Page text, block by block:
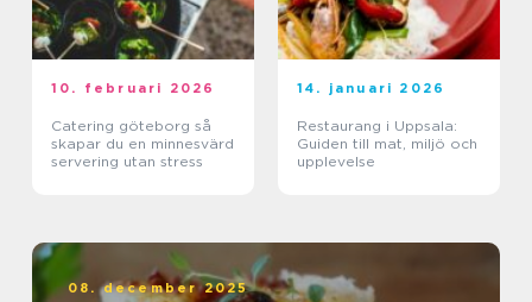
10. februari 2026
Catering göteborg så
skapar du en minnesvärd
servering utan stress
14. januari 2026
Restaurang i Uppsala:
Guiden till mat, miljö och
upplevelse
08. december 2025